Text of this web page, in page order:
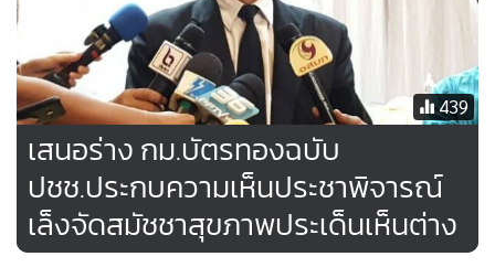
439
เสนอร่าง กม.บัตรทองฉบับ
ปชช.ประกบความเห็นประชาพิจารณ์
เล็งจัดสมัชชาสุขภาพประเด็นเห็นต่าง